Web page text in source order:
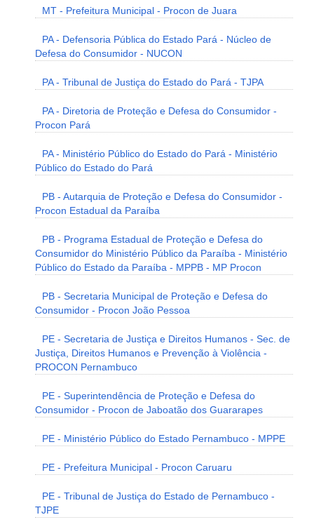
MT - Prefeitura Municipal - Procon de Juara
PA - Defensoria Pública do Estado Pará - Núcleo de
Defesa do Consumidor - NUCON
PA - Tribunal de Justiça do Estado do Pará - TJPA
PA - Diretoria de Proteção e Defesa do Consumidor -
Procon Pará
PA - Ministério Público do Estado do Pará - Ministério
Público do Estado do Pará
PB - Autarquia de Proteção e Defesa do Consumidor -
Procon Estadual da Paraíba
PB - Programa Estadual de Proteção e Defesa do
Consumidor do Ministério Público da Paraíba - Ministério
Público do Estado da Paraíba - MPPB - MP Procon
PB - Secretaria Municipal de Proteção e Defesa do
Consumidor - Procon João Pessoa
PE - Secretaria de Justiça e Direitos Humanos - Sec. de
Justiça, Direitos Humanos e Prevenção à Violência -
PROCON Pernambuco
PE - Superintendência de Proteção e Defesa do
Consumidor - Procon de Jaboatão dos Guararapes
PE - Ministério Público do Estado Pernambuco - MPPE
PE - Prefeitura Municipal - Procon Caruaru
PE - Tribunal de Justiça do Estado de Pernambuco -
TJPE